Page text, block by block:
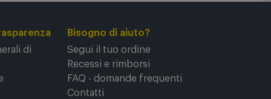
di
Bisogno di aiuto?
Segui il tuo ordine
Recessi e rimborsi
FAQ - domande frequenti
Contatti